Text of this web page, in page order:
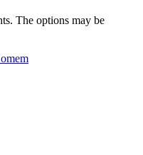
The options may be